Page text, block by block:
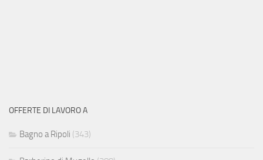
OFFERTE DI LAVORO A
Bagno a Ripoli (343)